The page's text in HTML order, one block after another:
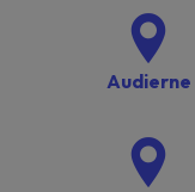
Audierne